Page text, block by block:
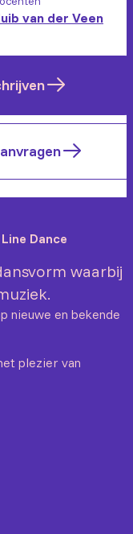
van der Veen
Dance
waarbij
nieuwe en bekende
plezier van